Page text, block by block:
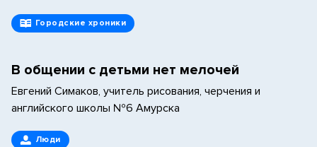
Городские хроники
В общении с детьми нет мелочей
Евгений Симаков, учитель рисования, черчения и
английского школы №6 Амурска
Люди